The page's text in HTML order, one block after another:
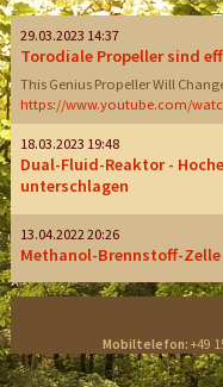
29.03.2023 14:37
Torodiale Propeller sind
This Genius Propeller Will
https://www.youtube.com/
18.03.2023 19:48
Dual-Fluid-Reaktor -
unterschlagen
13.04.2022 20:26
Methanol-Brennstoff-Zelle
Mobiltelefon: +49